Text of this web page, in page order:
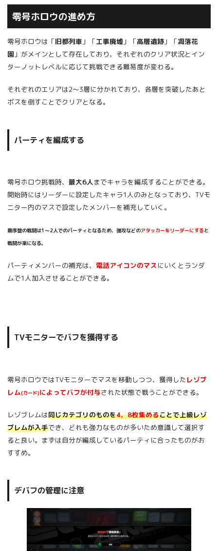
零号ホロウの進め方
零号ホロウは「旧都列車 」「工事廃墟 」「高層遺跡 」「凋落花
園 」がメインとして存在しており、それぞれのクリア状況とイン
ターノットレベルに応じて挑戦できる難易度が変わる。
それぞれのエリアは2～3層に分かれており、各層を突破したあと
ボスを倒すことでクリアとなる。
パーティを編成する
零号ホロウ挑戦時、 最大6人までキャラを編成することができる。
開始時にはリーダーに設定したキャラ1人のみとなっており、TVモ
ニター内のマスで設定したメンバーを補充していく。
最序盤の戦闘は1～2人でのパーティとなるため、強攻などのアタッカーをリーダーにすると
戦闘が楽になる。
パーティメンバーの補充は、 電話アイコンのマス にいくとランダ
ムで1人加入させることができる。
TVモニターでバフを獲得する
零号ホロウではTVモニターでマスを移動しつつ、獲得したレゾブ
レム(カード)によってバフが付与された状態で戦うことができる。
レゾブレムは同じカテゴリのものを4，8枚集めることで上級レゾ
ブレムが入手でき、どれも強力なものが多いため意識して選択す
ると良い。まずは自分が編成しているパーティに合ったものがお
すすめ。
デバフの管理に注意